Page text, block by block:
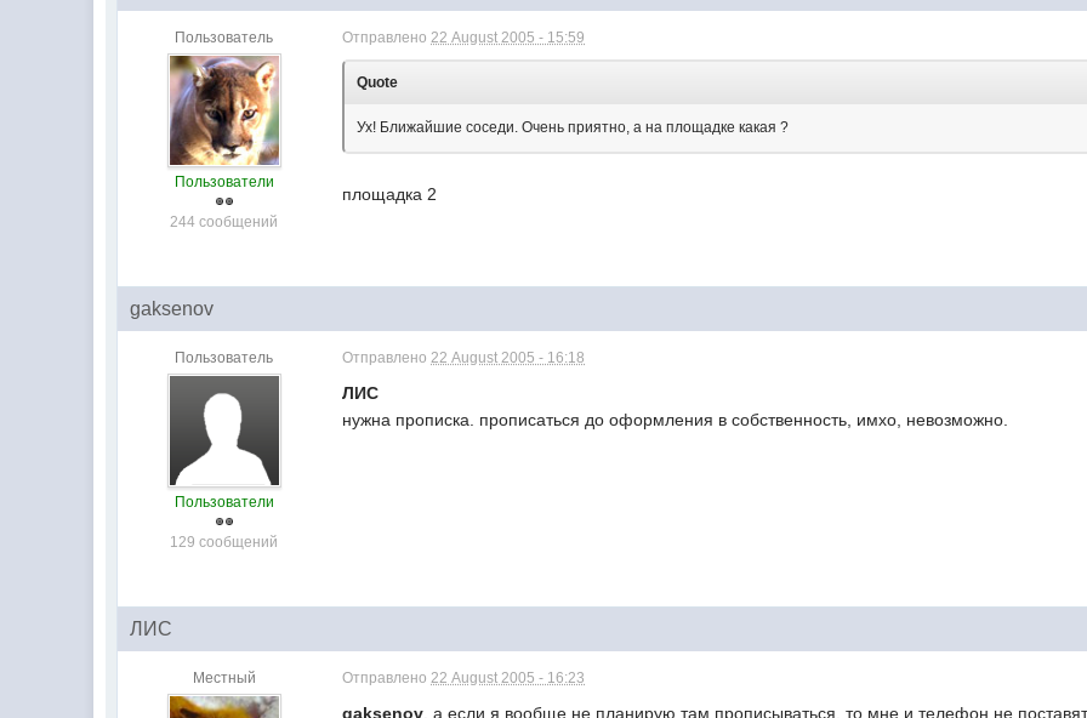
Пользователь
Пользователи
244 сообщений
Отправлено22 August 2005 - 15:59
Quote
Ух! Ближайшие соседи. Очень приятно, а на площадке какая ?
площадка 2
gaksenov
Пользователь
Пользователи
129 сообщений
Отправлено22 August 2005 - 16:18
ЛИС
нужна прописка. прописаться до оформления в собственность, имхо, невозможно.
ЛИС
Местный Отправлено22 August 2005 - 16:23
gaksenov , а если я вообще не планирую там прописываться, то мне и телефон не